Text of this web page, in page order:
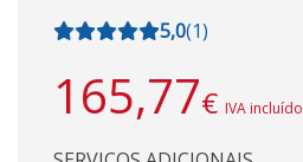
5,0(1)
165,77€ IVA incluído